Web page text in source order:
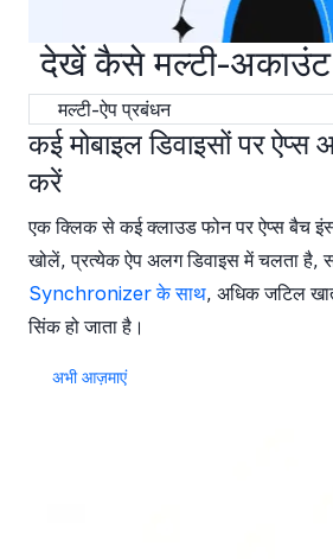
देखें कैसे मल्टी-अकाउंट
मल्टी-ऐप प्रबंधन
कई मोबाइल डिवाइसों पर ऐप्स
करें
एक क्लिक से कई क्लाउड फोन पर ऐप्स बैच
खोलें, प्रत्येक ऐप अलग डिवाइस में चलता है,
Synchronizer के साथ, अधिक जटिल
सिंक हो जाता है।
अभी आज़माएं